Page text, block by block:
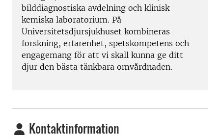
bilddiagnostiska avdelning och klinisk
kemiska laboratorium. På
Universitetsdjursjukhuset kombineras
forskning, erfarenhet, spetskompetens och
engagemang för att vi skall kunna ge ditt
djur den bästa tänkbara omvårdnaden.
Kontaktinformation